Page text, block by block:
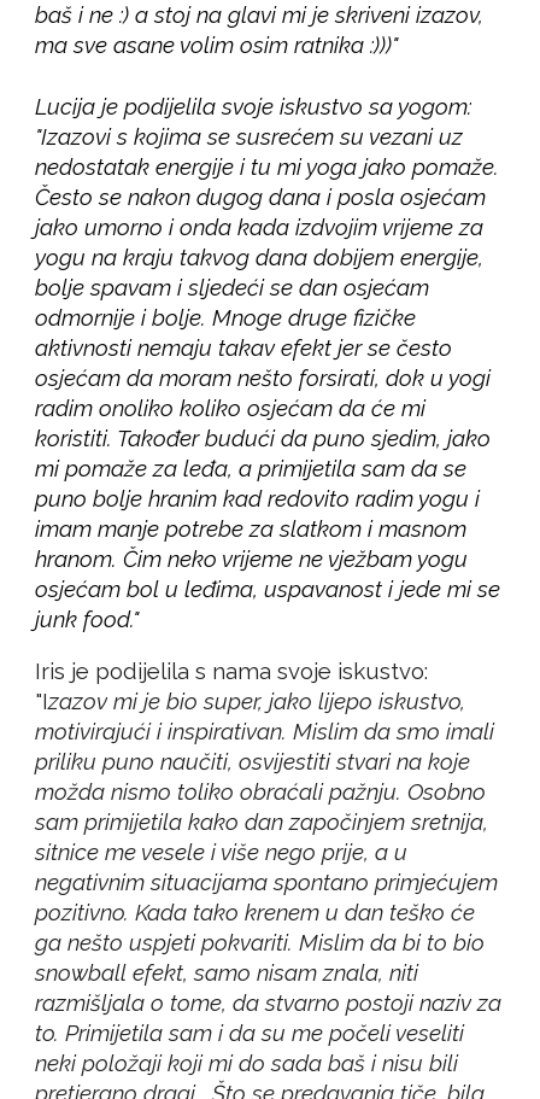
baš i ne :) a stoj na glavi mi je skriveni izazov,
ma sve asane volim osim ratnika :)))"
Lucija je podijelila svoje iskustvo sa yogom:
"Izazovi s kojima se susrećem su vezani uz
nedostatak energije i tu mi yoga jako pomaže.
Često se nakon dugog dana i posla osjećam
jako umorno i onda kada izdvojim vrijeme za
yogu na kraju takvog dana dobijem energije,
bolje spavam i sljedeći se dan osjećam
odmornije i bolje. Mnoge druge fizičke
aktivnosti nemaju takav efekt jer se često
osjećam da moram nešto forsirati, dok u yogi
radim onoliko koliko osjećam da će mi
koristiti. Također budući da puno sjedim, jako
mi pomaže za leđa, a primijetila sam da se
puno bolje hranim kad redovito radim yogu i
imam manje potrebe za slatkom i masnom
hranom. Čim neko vrijeme ne vježbam yogu
osjećam bol u leđima, uspavanost i jede mi se
junk food."
Iris je podijelila s nama svoje iskustvo:
"Izazov mi je bio super, jako lijepo iskustvo,
motivirajući i inspirativan. Mislim da smo imali
priliku puno naučiti, osvijestiti stvari na koje
možda nismo toliko obraćali pažnju. Osobno
sam primijetila kako dan započinjem sretnija,
sitnice me vesele i više nego prije, a u
negativnim situacijama spontano primjećujem
pozitivno. Kada tako krenem u dan teško će
ga nešto uspjeti pokvariti. Mislim da bi to bio
snowball efekt, samo nisam znala, niti
razmišljala o tome, da stvarno postoji naziv za
to. Primijetila sam i da su me počeli veseliti
neki položaji koji mi do sada baš i nisu bili
pretjerano dragi . Što se predavanja tiče, bila